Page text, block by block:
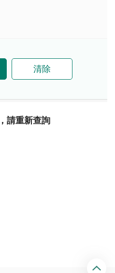
清除
請重新查詢
回
頂
端